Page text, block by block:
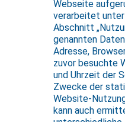
Webseite
verarbeitet
Abschnitt
genannten
Adresse,
zuvor besuchte
und Uhrzeit der
Zwecke der
Website-
kann auch